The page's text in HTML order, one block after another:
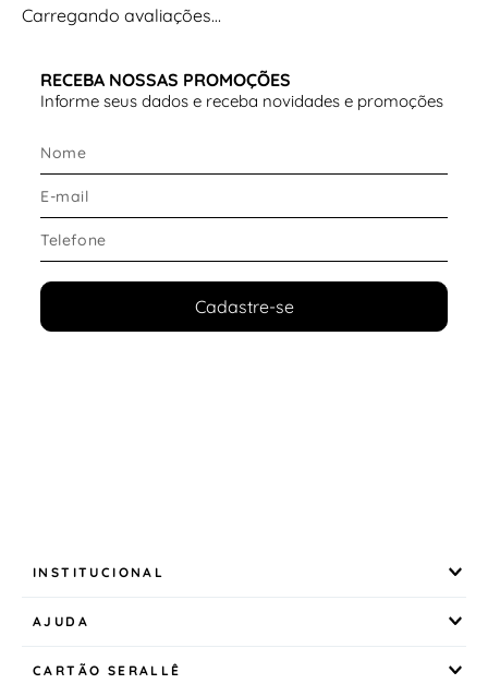
Carregando avaliações…
RECEBA NOSSAS PROMOÇÕES
Informe seus dados e receba novidades e promoções
Cadastre-se
INSTITUCIONAL
AJUDA
CARTÃO SERALLÊ